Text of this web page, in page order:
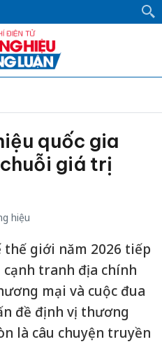
quốc gia
giá trị
hiệu
giới năm 2026 tiếp
cạnh tranh địa chính
mại và cuộc đua
đề định vị thương
là câu chuyện truyền